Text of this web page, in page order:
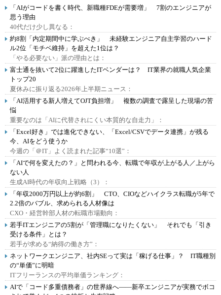
「AIがコードを書く時代、新職種FDEが需要増」 7割のエンジニアが
思う理由
40代だけ少し異なる：
約8割「内定期間中に学ぶべき」 未経験エンジニア自主学習のハード
ル2位「モチベ維持」を超えた1位は？
「やる必要ない」派の理由とは：
富士通を抜いて2位に躍進したITベンダーは？ IT業界の就職人気企業
トップ20
夏休みに振り返る2026年上半期ニュース：
「AI活用する新人増えてOJT負担増」 複数の調査で露呈した現場の苦
悩
重要なのは「AIに代替されにくい本質的な自走力」：
「Excel好き」では進化できない、「Excel/CSVでデータ連携」が残る
今、AIをどう使うか
今週の「＠IT」よく読まれた記事“10選”：
「AIで何を変えたの？」と問われる今、転職で年収が上がる人／上がら
ない人
生成AI時代の年収向上戦略（3）：
「年収2000万円以上が約6割」 CTO、CIOなどハイクラス転職が5年で
2.2倍のバブル、求められる人材像は
CXO・経営幹部人材の転職市場動向：
若手ITエンジニアの5割が「管理職になりたくない」 それでも「引き
受ける条件」とは？
若手が求める“納得の働き方”：
ネットワークエンジニア、社内SEって実は「稼げる仕事」？ IT職種別
の“単価”に明暗
ITフリーランスの平均単価ランキング：
AIで「コード多重債務者」の世界線へ――新卒エンジニアが実務でボコ